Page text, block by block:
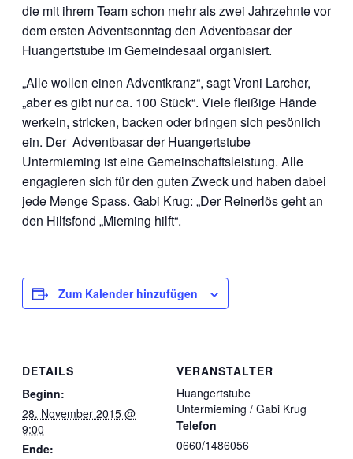
die mit ihrem Team schon mehr als zwei Jahrzehnte vor
dem ersten Adventsonntag den Adventbasar der
Huangertstube im Gemeindesaal organisiert.
„Alle wollen einen Adventkranz“, sagt Vroni Larcher,
„aber es gibt nur ca. 100 Stück“. Viele fleißige Hände
werkeln, stricken, backen oder bringen sich pesönlich
ein. Der Adventbasar der Huangertstube
Untermieming ist eine Gemeinschaftsleistung. Alle
engagieren sich für den guten Zweck und haben dabei
jede Menge Spass. Gabi Krug: „Der Reinerlös geht an
den Hilfsfond „Mieming hilft“.
Zum Kalender hinzufügen
DETAILS
Beginn:
28. November 2015 @
9:00
Ende:
VERANSTALTER
Huangertstube
Untermieming / Gabi Krug
Telefon
0660/1486056